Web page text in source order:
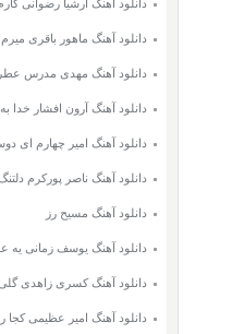
دانلود آهنگ ارشیا رضوانی
دانلود آهنگ ماهور باقری میرم
دانلود آهنگ مهدی مدرس
دانلود آهنگ آرون افشار خدا
دانلود آهنگ امیر چهارم ای
دانلود آهنگ ناصر پورکرم
دانلود آهنگ مسیح رز
دانلود آهنگ یوسف زمانی
دانلود آهنگ کسری زاهدی
دانلود آهنگ امیر عظیمی کجا